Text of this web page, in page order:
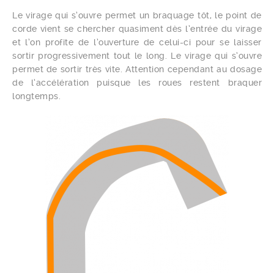
Le virage qui s’ouvre permet un braquage tôt, le point de
corde vient se chercher quasiment dès l’entrée du virage
et l’on profite de l’ouverture de celui-ci pour se laisser
sortir progressivement tout le long. Le virage qui s’ouvre
permet de sortir très vite. Attention cependant au dosage
de l’accélération puisque les roues restent braquer
longtemps.